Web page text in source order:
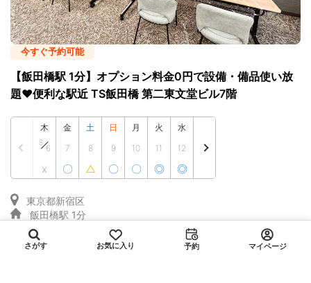
今すぐ予約可能
【飯田橋駅 1分】オプション料金0円で設備・備品使い放
題♥便利な駅近 TS飯田橋 第二東文堂ビル7階
木
8
6
x
金
7
〇
土
8
△
日
9
〇
月
10
〇
火
11
◎
水
12
◎
東京都新宿区
飯田橋駅 1分
〜52人
全日(8:00〜23:00):平均 ¥ 8,100
さがす お気に入り 予約 マイページ